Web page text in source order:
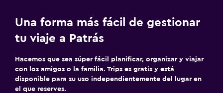
Una forma más fácil de gestionar
tu viaje a Patrás
Hacemos que sea súper fácil planificar, organizar y viajar
con los amigos o la familia. Trips es gratis y está
disponible para su uso independientemente del lugar en
el que reserves.